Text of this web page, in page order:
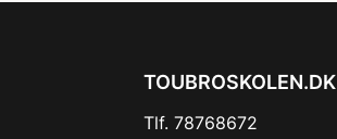
TOUBROSKOLEN.DK
Tlf. 78768672